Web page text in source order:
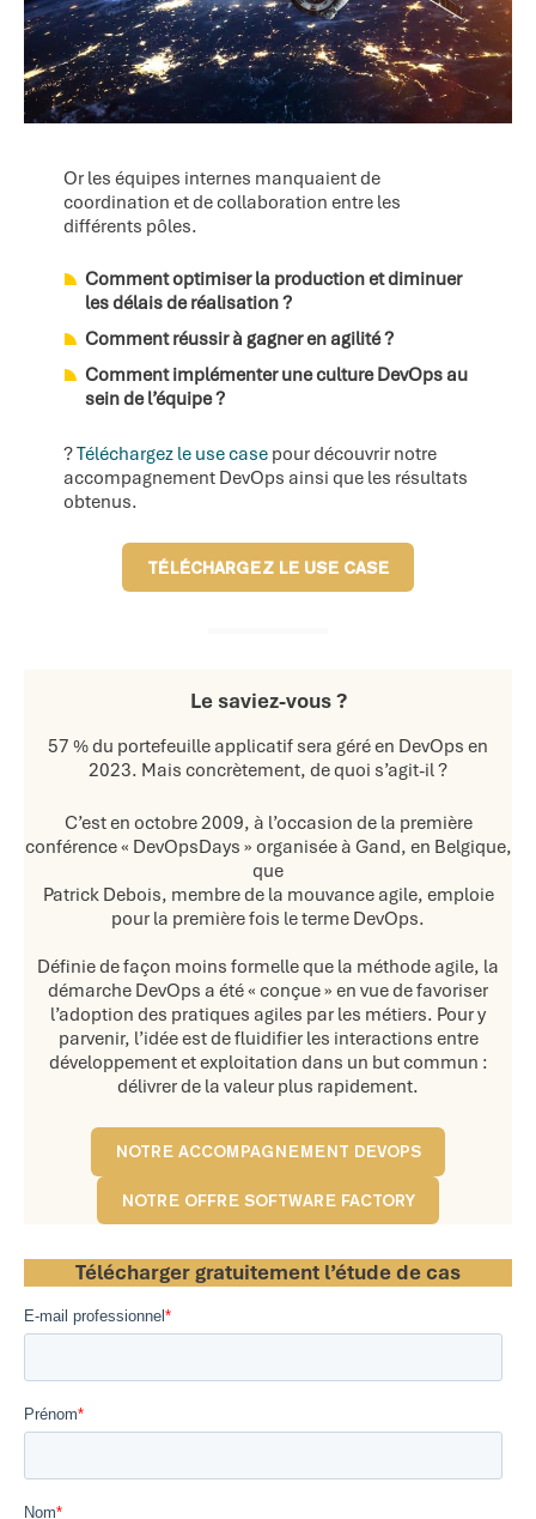
Or les équipes internes manquaient de
coordination et de collaboration entre les
différents pôles.
Comment optimiser la production et diminuer
les délais de réalisation ?
Comment réussir à gagner en agilité ?
Comment implémenter une culture DevOps au
sein de l’équipe ?
?Téléchargez le use case pour découvrir notre
accompagnement DevOps ainsi que les résultats
obtenus.
TÉLÉCHARGEZ LE USE CASE
Le saviez-vous ?
57 % du portefeuille applicatif sera géré en DevOps en
2023. Mais concrètement, de quoi s’agit-il ?
C’est en octobre 2009, à l’occasion de la première
conférence « DevOpsDays » organisée à Gand, en Belgique,
que
Patrick Debois, membre de la mouvance agile, emploie
pour la première fois le terme DevOps.
Définie de façon moins formelle que la méthode agile, la
démarche DevOps a été « conçue » en vue de favoriser
l’adoption des pratiques agiles par les métiers. Pour y
parvenir, l’idée est de fluidifier les interactions entre
développement et exploitation dans un but commun :
délivrer de la valeur plus rapidement.
NOTRE ACCOMPAGNEMENT DEVOPS
NOTRE OFFRE SOFTWARE FACTORY
Télécharger gratuitement l’étude de cas